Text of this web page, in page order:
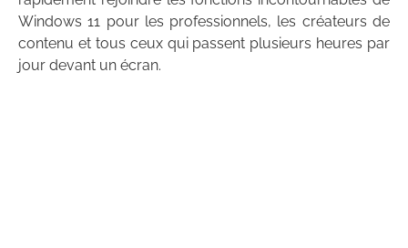
Windows 11 pour les professionnels, les créateurs de
contenu et tous ceux qui passent plusieurs heures par
jour devant un écran.